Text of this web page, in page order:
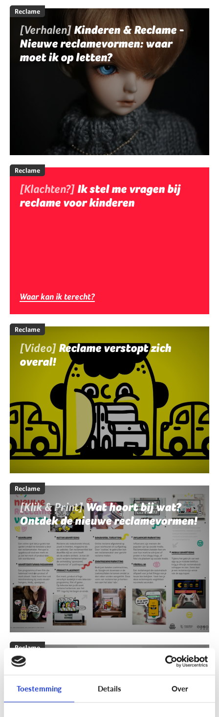
Toestemming Details Over
Reclame
[Verhalen]Kinderen & Reclame -
Nieuwe reclamevormen: waar
moet ik op letten?
Reclame
[Klachten?] Ik stel me vragen bij
reclame voor kinderen
Waar kan ik terecht?
Reclame
[Video] Reclame verstopt zich
overal!
Reclame
[Klik & Print]Wat hoort bij wat?
Ontdek de nieuwe reclamevormen!
Reclame
[Klik & Print]